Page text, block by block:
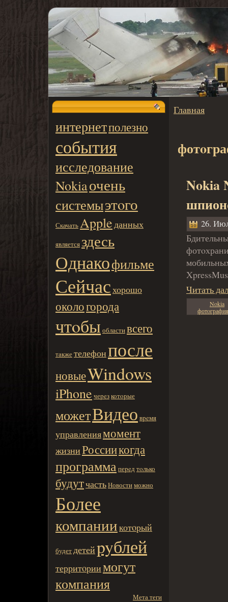
интернетполезно
события
исследование
Nokiaочень
системыэтoго
СкачатьAppleданных
являетсяздесь
Однакофильме
Сейчасхорошо
окологорода
чтoбы областивсего
такжетелефонпосле
новыеWindows
iPhone чеpeзкотoрые
можетВидео вpeмя
управлениямомент
жизниРоссиикогда
программа пеpeд тoлько
будутчастьНовостиможно
Более
компаниикотoрый
будетдетейpyблей
территoриимогут
компания
Мета теги
Главная
Nokia
26.
Читать
Nokia